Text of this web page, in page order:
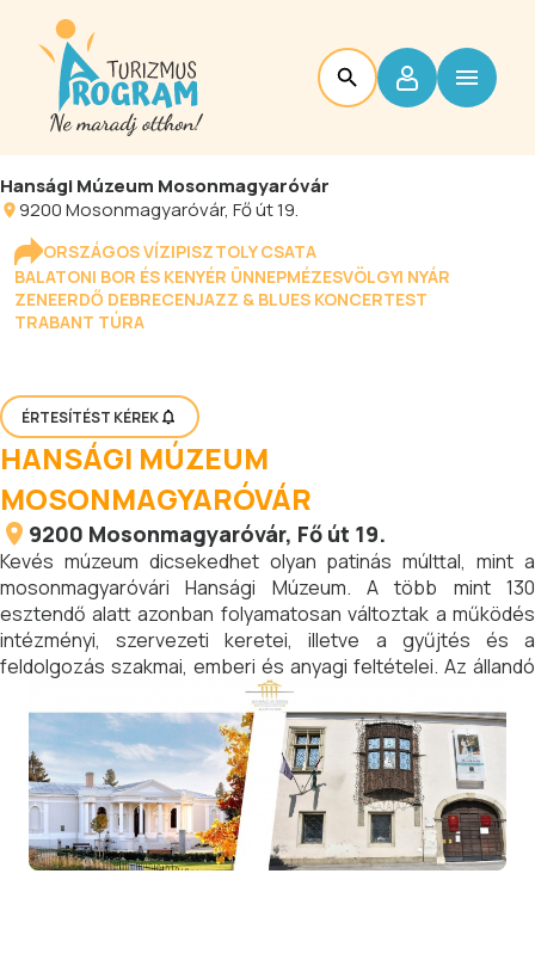
Hansági Múzeum Mosonmagyaróvár
9200Mosonmagyaróvár, Fő út 19.
ORSZÁGOS VÍZIPISZTOLY CSATA
BALATONI BOR ÉS KENYÉR ÜNNEPMÉZESVÖLGYI NYÁR
ZENEERDŐ DEBRECENJAZZ & BLUES KONCERTEST
TRABANT TÚRA
ÉRTESÍTÉST KÉREK
HANSÁGI MÚZEUM
MOSONMAGYARÓVÁR
9200 Mosonmagyaróvár, Fő út 19.
Kevés múzeum dicsekedhet olyan patinás múlttal, mint a
mosonmagyaróvári Hansági Múzeum. A több mint 130
esztendő alatt azonban folyamatosan változtak a működés
intézményi, szervezeti keretei, illetve a gyűjtés és a
feldolgozás szakmai, emberi és anyagi feltételei. Az állandó
átalakulás révén — néha ellenére — a múzeum egyre inkább
betölti hivatását: a város és az egykori vármegye kulturális
örökségének legteljesebb gyűjteménye, amely egyszerre
szolgálja az itt élők identitását és a történelmi megismerést.